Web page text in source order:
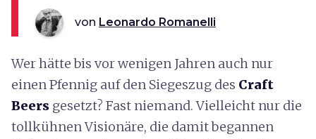
von Leonardo Romanelli
Wer hätte bis vor wenigen Jahren auch nur
einen Pfennig auf den Siegeszug des Craft
Beers gesetzt? Fast niemand. Vielleicht nur die
tollkühnen Visionäre, die damit begannen